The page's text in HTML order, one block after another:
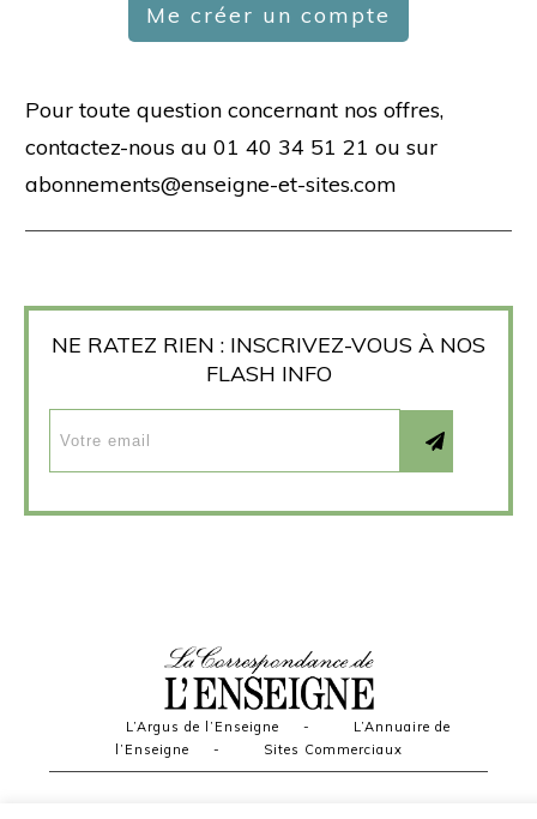
Me créer un compte
Pour toute question concernant nos offres,
contactez-nous au 01 40 34 51 21 ou sur
abonnements@enseigne-et-sites.com
NE RATEZ RIEN : INSCRIVEZ-VOUS À NOS
FLASH INFO
L’Argus de l’Enseigne -
L’Annuaire de
l’Enseigne
- Sites Commerciaux